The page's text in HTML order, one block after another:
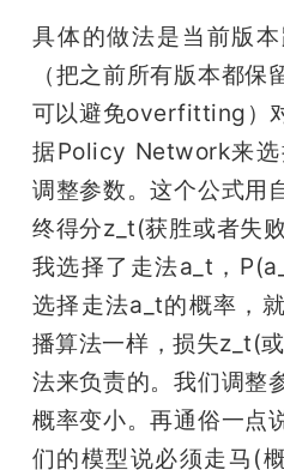
具体的做法是当前版
（把之前所有版本都
可以避免overfitting）
据Policy Network来
调整参数。这个公式用
终得分z_t(获胜或者失
我选择了走法a_t，
选择走法a_t的概率，
播算法一样，损失z_t(
法来负责的。我们调整
概率变小。再通俗一点
们的模型说必须走马(